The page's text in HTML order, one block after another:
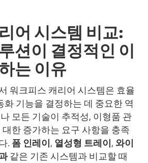
어 시스템 비교:
션이 결정적인 이
는 이유
워크피스 캐리어 시스템은 효율
화 기능을 결정하는 데 중요한 역
모든 기술이 추적성, 이형품 관
대한 증가하는 요구 사항을 충족
. 폼 인레이 , 열성형 트레이 , 와이
같은 기존 시스템과 비교할 때